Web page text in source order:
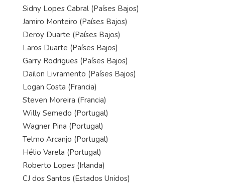
Sidny Lopes Cabral (Países Bajos)
Jamiro Monteiro (Países Bajos)
Deroy Duarte (Países Bajos)
Laros Duarte (Países Bajos)
Garry Rodrigues (Países Bajos)
Dailon Livramento (Países Bajos)
Logan Costa (Francia)
Steven Moreira (Francia)
Willy Semedo (Portugal)
Wagner Pina (Portugal)
Telmo Arcanjo (Portugal)
Hélio Varela (Portugal)
Roberto Lopes (Irlanda)
CJ dos Santos (Estados Unidos)